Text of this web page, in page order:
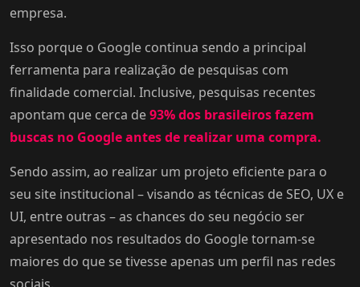
empresa.
Isso porque o Google continua sendo a principal
ferramenta para realização de pesquisas com
finalidade comercial. Inclusive, pesquisas recentes
apontam que cerca de93% dos brasileiros fazem
buscas no Google antes de realizar uma compra.
Sendo assim, ao realizar um projeto eficiente para o
seu site institucional – visando as técnicas de SEO, UX e
UI, entre outras – as chances do seu negócio ser
apresentado nos resultados do Google tornam-se
maiores do que se tivesse apenas um perfil nas redes